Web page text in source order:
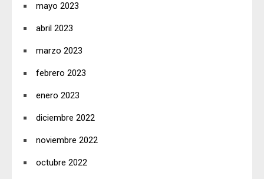
mayo 2023
abril 2023
marzo 2023
febrero 2023
enero 2023
diciembre 2022
noviembre 2022
octubre 2022